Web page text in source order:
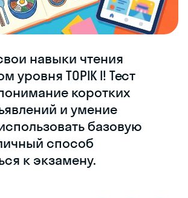
навыки чтения
уровня TOPIK I! Тест
коротких
и умение
базовую
способ
к экзамену.